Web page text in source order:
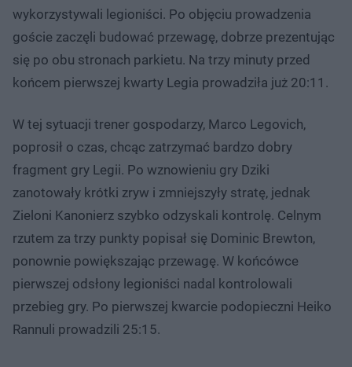
wykorzystywali legioniści. Po objęciu prowadzenia
goście zaczęli budować przewagę, dobrze prezentując
się po obu stronach parkietu. Na trzy minuty przed
końcem pierwszej kwarty Legia prowadziła już 20:11.
W tej sytuacji trener gospodarzy, Marco Legovich,
poprosił o czas, chcąc zatrzymać bardzo dobry
fragment gry Legii. Po wznowieniu gry Dziki
zanotowały krótki zryw i zmniejszyły stratę, jednak
Zieloni Kanonierz szybko odzyskali kontrolę. Celnym
rzutem za trzy punkty popisał się Dominic Brewton,
ponownie powiększając przewagę. W końcówce
pierwszej odsłony legioniści nadal kontrolowali
przebieg gry. Po pierwszej kwarcie podopieczni Heiko
Rannuli prowadzili 25:15.